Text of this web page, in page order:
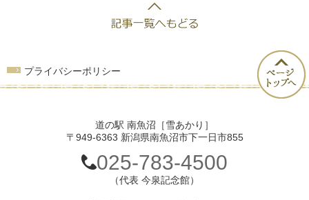
プライバシーポリシー
道の駅 南魚沼［雪あかり］
〒949-6363 新潟県南魚沼市下一日市855
025-783-4500
（代表 今泉記念館）